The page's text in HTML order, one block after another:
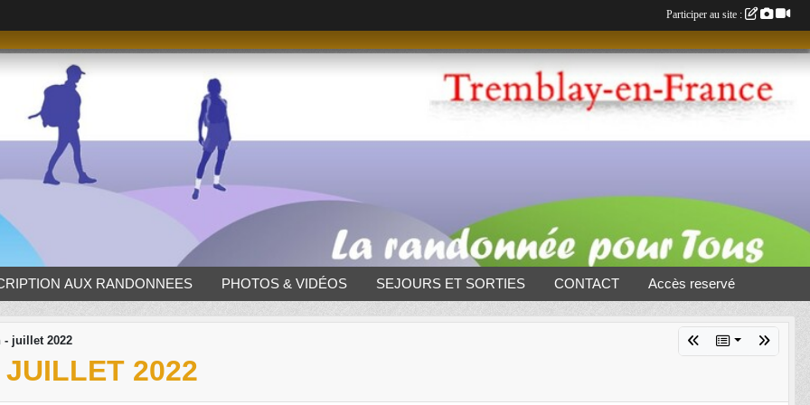
AUX RANDONNEES PHOTOS & VIDÉOS SEJOURS ET SORTIES CONTACT Accès reservé
- juillet 2022
2022
Participer au site :